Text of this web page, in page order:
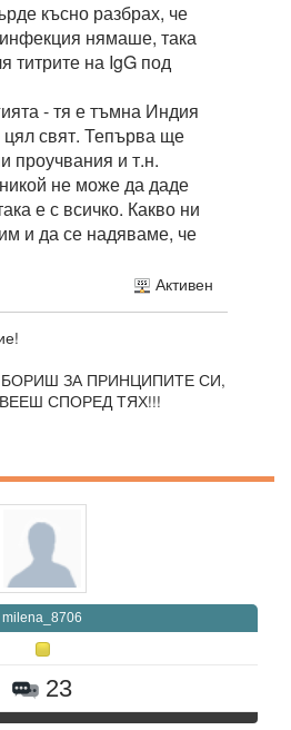
късно разбрах, че
нямаше, така
титрите на IgG под
- тя е тъмна Индия
свят. Тепърва ще
проучвания и т.н.
не може да даде
е с всичко. Какво ни
и да се надяваме, че
Активен
ЗА ПРИНЦИПИТЕ СИ,
СПОРЕД ТЯХ!!!
milena_8706
23